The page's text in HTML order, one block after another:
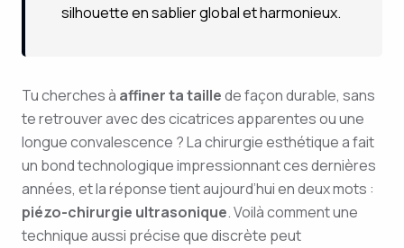
silhouette en sablier global et harmonieux.
Tu cherches à affiner ta taillede façon durable, sans
te retrouver avec des cicatrices apparentes ou une
longue convalescence ? La chirurgie esthétique a fait
un bond technologique impressionnant ces dernières
années, et la réponse tient aujourd’hui en deux mots :
piézo-chirurgie ultrasonique. Voilà comment une
technique aussi précise que discrète peut